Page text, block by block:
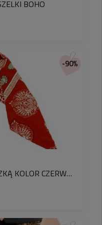
BOHO
GUMKA SCRUNCHIE Z APASZKĄ KOLOR CZERWONY WZORY
-90%